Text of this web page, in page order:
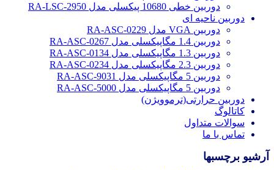
دوربین خطی 10680 پیکسلی مدل RA-LSC-2950
دوربین ناحیه ای
دوربین VGA مدل RA-ASC-0229
دوربین 1.4 مگاپیکسلی مدل RA-ASC-0267
دوربین 1.3 مگاپیکسلی مدل RA-ASC-0134
دوربین 2.3 مگاپیکسلی مدل RA-ASC-0234
دوربین 5 مگاپیکسلی مدل RA-ASC-9031
دوربین 5 مگاپیکسلی مدل RA-ASC-5000
دوربین حرارتی(ترموویژن)
کاتالوگ
سوالات متداول
تماس با ما
آرشیو برچسبها